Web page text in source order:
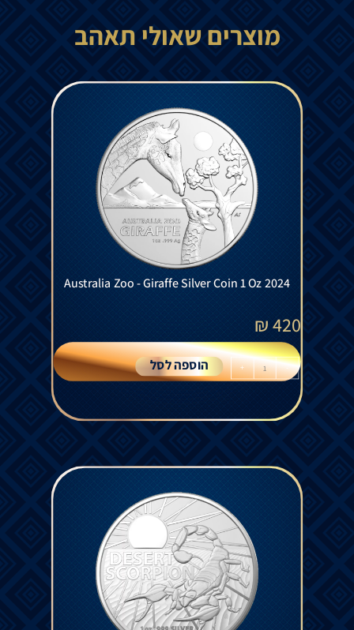
מוצרים שאולי תאהב
Australia Zoo - Giraffe Silver Coin 1 Oz 2024
420
₪
-
+ הוספה לסל